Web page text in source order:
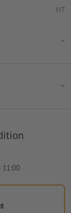
HT
11:00